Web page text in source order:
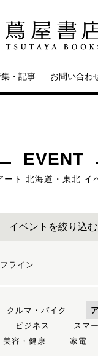
・記事 お問い合わ
EVENT
ート 北海道・東北 イ
イベントを絞り込む
ライン
クルマ・バイク
ビジネス スマ
美容・健康 家電